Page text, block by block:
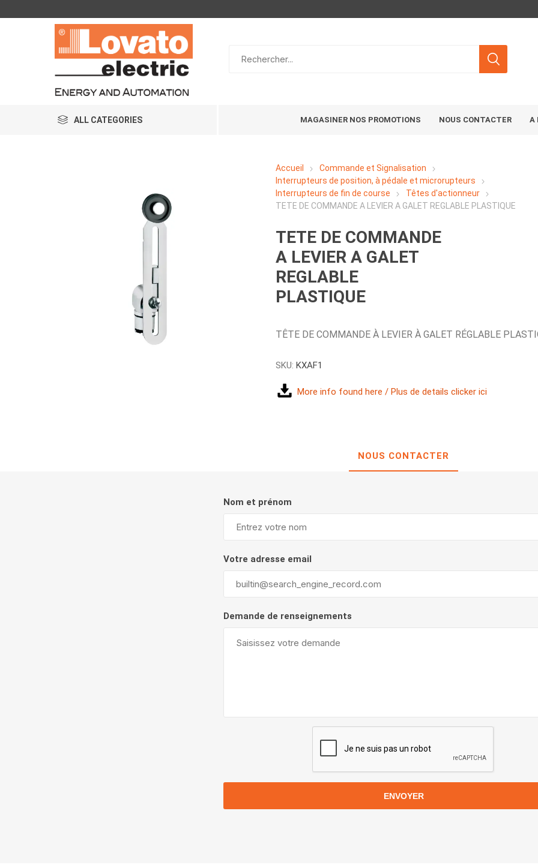
ALL CATEGORIES MAGASINER NOS PROMOTIONS NOUS CONTACTER A
Accueil
Commande et Signalisation
Interrupteurs de position, à pédale et microrupteurs
Interrupteurs de fin de course
Têtes d'actionneur
TETE DE COMMANDE A LEVIER A GALET REGLABLE PLASTIQUE
TETE DE COMMANDE
A LEVIER A GALET
REGLABLE
PLASTIQUE
TÊTE DE COMMANDE À LEVIER À GALET RÉGLABLE
SKU: KXAF1
More info found here / Plus de details clicker ici
NOUS CONTACTER
Nom et prénom
Votre adresse email
Demande de renseignements
ENVOYER